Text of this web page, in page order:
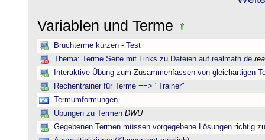
Variablen und Terme
Bruchterme kürzen - Test
Thema: Terme Seite mit Links zu Dateien auf realmath.de
Interaktive Übung zum Zusammenfassen von gleichartigen
Rechentrainer für Terme ==> "Trainer"
Termumformungen
Übungen zu Termen DWU
Gegebenen Termen müssen vorgegebene Lösungen richtig